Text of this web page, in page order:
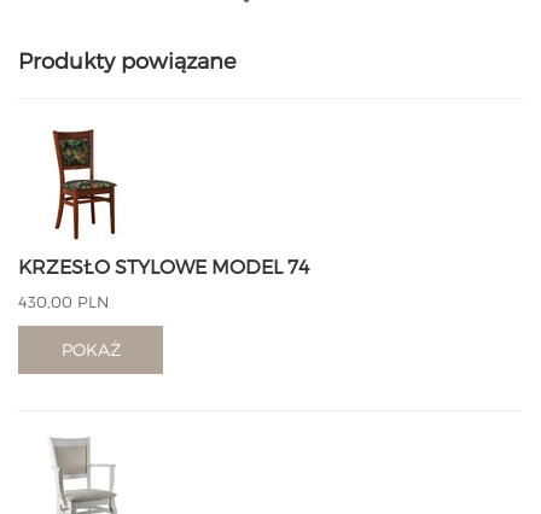
Produkty powiązane
KRZESŁO STYLOWE MODEL 74
430,00 PLN
POKAŻ